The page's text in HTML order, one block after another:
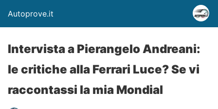
Autoprove.it
Intervista a Pierangelo Andreani:
le critiche alla Ferrari Luce? Se vi
raccontassi la mia Mondial